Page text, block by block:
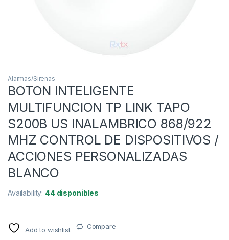
Alarmas/Sirenas
BOTON INTELIGENTE
MULTIFUNCION TP LINK TAPO
S200B US INALAMBRICO 868/922
MHZ CONTROL DE DISPOSITIVOS /
ACCIONES PERSONALIZADAS
BLANCO
Availability: 44 disponibles
Add to wishlist Compare